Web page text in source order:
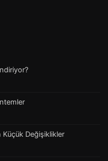
Küçük Değişiklikler